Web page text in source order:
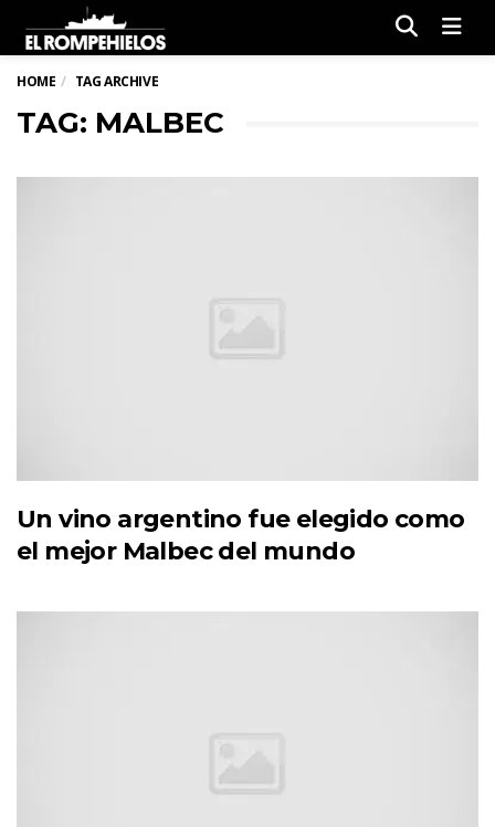
HOME TAG ARCHIVE
TAG: MALBEC
Un vino argentino fue elegido como
el mejor Malbec del mundo